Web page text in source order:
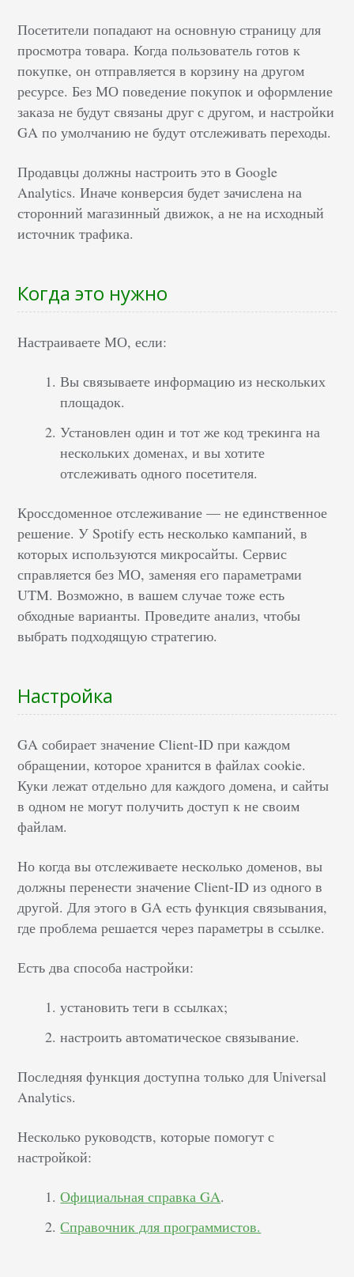
Посетители попадают на основную страницу для
просмотра товара. Когда пользователь готов к
покупке, он отправляется в корзину на другом
ресурсе. Без МО поведение покупок и оформление
заказа не будут связаны друг с другом, и настройки
GA по умолчанию не будут отслеживать переходы.
Продавцы должны настроить это в Google
Analytics. Иначе конверсия будет зачислена на
сторонний магазинный движок, а не на исходный
источник трафика.
Когда это нужно
Настраиваете МО, если:
Вы связываете информацию из нескольких
площадок.
Установлен один и тот же код трекинга на
нескольких доменах, и вы хотите
отслеживать одного посетителя.
Кроссдоменное отслеживание — не единственное
решение. У Spotify есть несколько кампаний, в
которых используются микросайты. Сервис
справляется без МО, заменяя его параметрами
UTM. Возможно, в вашем случае тоже есть
обходные варианты. Проведите анализ, чтобы
выбрать подходящую стратегию.
Настройка
GA собирает значение Client-ID при каждом
обращении, которое хранится в файлах cookie.
Куки лежат отдельно для каждого домена, и сайты
в одном не могут получить доступ к не своим
файлам.
Но когда вы отслеживаете несколько доменов, вы
должны перенести значение Client-ID из одного в
другой. Для этого в GA есть функция связывания,
где проблема решается через параметры в ссылке.
Есть два способа настройки:
установить теги в ссылках;
настроить автоматическое связывание.
Последняя функция доступна только для Universal
Analytics.
Несколько руководств, которые помогут с
настройкой:
Официальная справка GA.
Справочник для программистов.